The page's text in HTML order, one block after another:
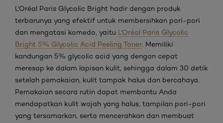
L'Oréal Paris Glycolic Bright hadir dengan produk
terbarunya yang efektif untuk membersihkan pori-pori
dan mengatasi komedo, yaitu L'Oréal Paris Glycolic
Bright 5% Glycolic Acid Peeling Toner. Memiliki
kandungan 5% glycolic acid yang dengan cepat
meresap ke dalam lapisan kulit, sehingga dalam 30 detik
setelah pemakaian, kulit tampak halus dan bercahaya.
Pemakaian secara rutin dapat membantu Anda
mendapatkan kulit wajah yang halus, tampilan pori-pori
yang tersamarkan, serta mencerahkan dan membuat